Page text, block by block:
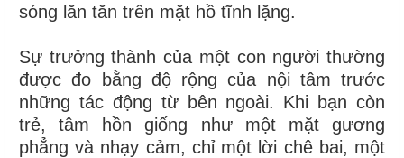
sóng lăn tăn trên mặt hồ tĩnh lặng.
Sự trưởng thành của một con người thường
được đo bằng độ rộng của nội tâm trước
những tác động từ bên ngoài. Khi bạn còn
trẻ, tâm hồn giống như một mặt gương
phẳng và nhạy cảm, chỉ một lời chê bai, một